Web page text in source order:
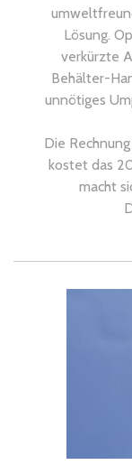
Lösung.
verkürzte
Behälter-
unnötiges
Die
kostet das
macht